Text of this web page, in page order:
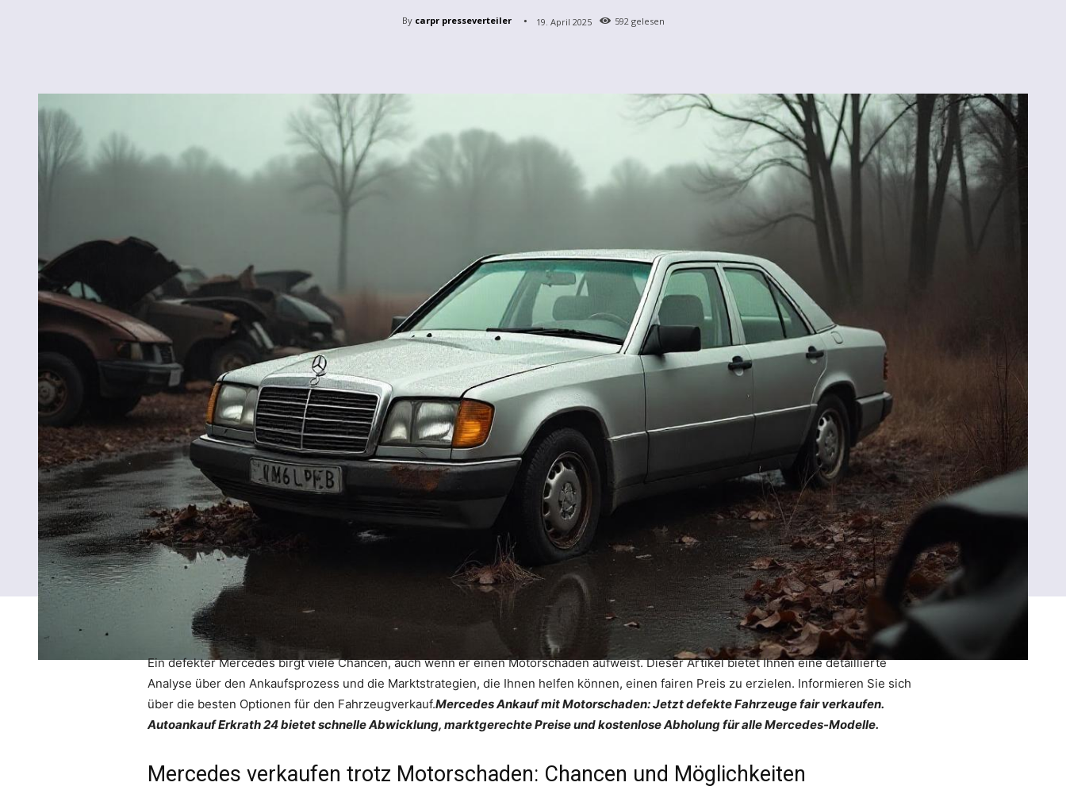
By carpr presseverteiler 19. April 2025 592gelesen
Ein defekter Mercedes birgt viele Chancen, auch wenn er einen Motorschaden aufweist. Dieser Artikel bietet Ihnen eine detaillierte
Analyse über den Ankaufsprozess und die Marktstrategien, die Ihnen helfen können, einen fairen Preis zu erzielen. Informieren Sie sich
über die besten Optionen für den Fahrzeugverkauf.Mercedes Ankauf mit Motorschaden: Jetzt defekte Fahrzeuge fair verkaufen.
Autoankauf Erkrath 24 bietet schnelle Abwicklung, marktgerechte Preise und kostenlose Abholung für alle Mercedes-Modelle.
Mercedes verkaufen trotz Motorschaden: Chancen und Möglichkeiten